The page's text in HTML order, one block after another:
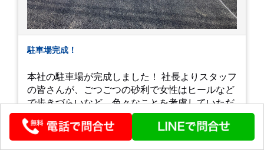
駐車場完成！
本社の駐車場が完成しました！ 社長よりスタッフ
の皆さんが、ごつごつの砂利で女性はヒールなど
で歩きづらいなど、色々なことを考慮していただ
き、こんなにきれいに整備していただきました！
しかも番号付き！ これは一人一人の場所の確保は
もちろん、一目見て不在のメンバーが分かるなど